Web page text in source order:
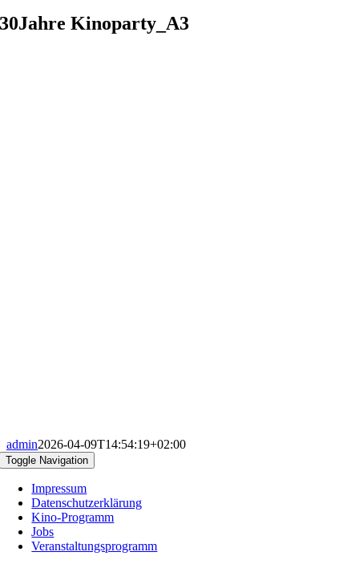
30Jahre Kinoparty_A3
admin2026-04-09T14:54:19+02:00
Toggle Navigation
Impressum
Datenschutzerklärung
Kino-Programm
Jobs
Veranstaltungsprogramm